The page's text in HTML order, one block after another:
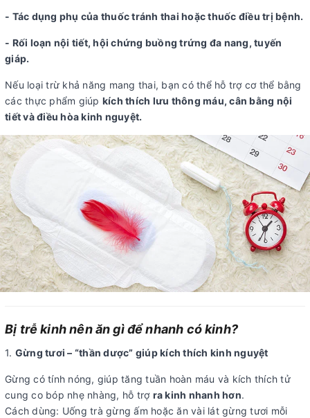
- Tác dụng phụ của thuốc tránh thai hoặc thuốc điều trị bệnh.
- Rối loạn nội tiết, hội chứng buồng trứng đa nang, tuyến
giáp.
Nếu loại trừ khả năng mang thai, bạn có thể hỗ trợ cơ thể bằng
các thực phẩm giúp kích thích lưu thông máu, cân bằng nội
tiết và điều hòa kinh nguyệt.
Bị trễ kinh nên ăn gì để nhanh có kinh?
1. Gừng tươi – “thần dược” giúp kích thích kinh nguyệt
Gừng có tính nóng, giúp tăng tuần hoàn máu và kích thích tử
cung co bóp nhẹ nhàng, hỗ trợ ra kinh nhanh hơn.
Cách dùng: Uống trà gừng ấm hoặc ăn vài lát gừng tươi mỗi